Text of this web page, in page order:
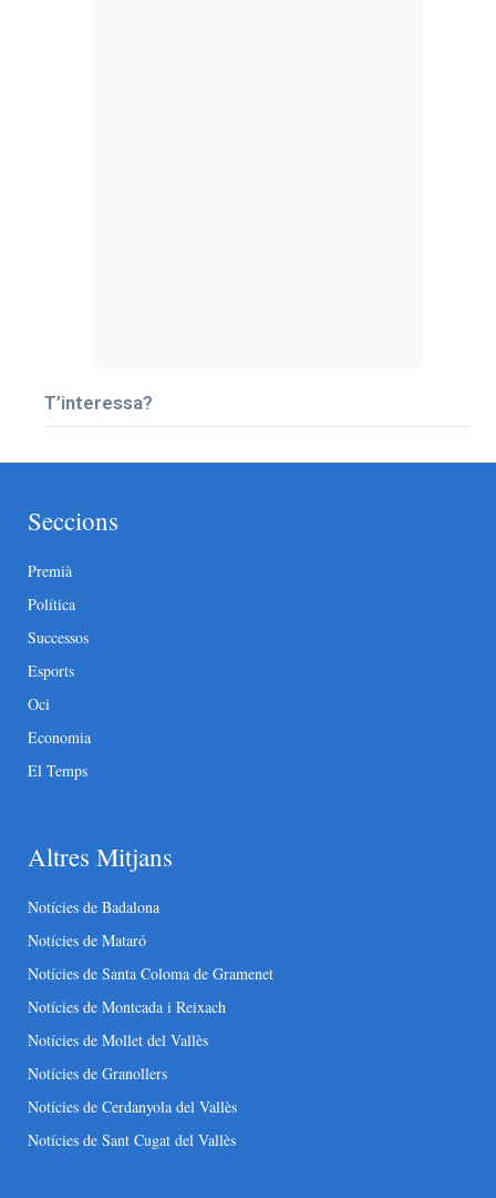
T’interessa?
Seccions
Premià
Política
Successos
Esports
Oci
Economia
El Temps
Altres Mitjans
Notícies de Badalona
Notícies de Mataró
Notícies de Santa Coloma de Gramenet
Notícies de Montcada i Reixach
Notícies de Mollet del Vallès
Notícies de Granollers
Notícies de Cerdanyola del Vallès
Notícies de Sant Cugat del Vallès